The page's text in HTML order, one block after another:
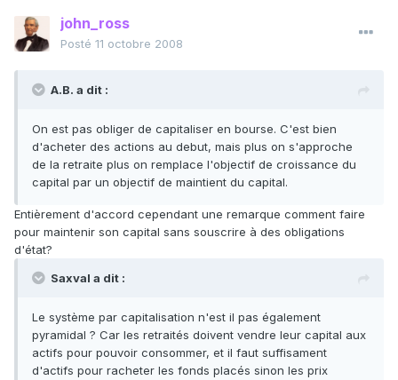
john_ross
Posté 11 octobre 2008
A.B. a dit :
On est pas obliger de capitaliser en bourse. C'est bien
d'acheter des actions au debut, mais plus on s'approche
de la retraite plus on remplace l'objectif de croissance du
capital par un objectif de maintient du capital.
Entièrement d'accord cependant une remarque comment faire
pour maintenir son capital sans souscrire à des obligations
d'état?
Saxval a dit :
Le système par capitalisation n'est il pas également
pyramidal ? Car les retraités doivent vendre leur capital aux
actifs pour pouvoir consommer, et il faut suffisament
d'actifs pour racheter les fonds placés sinon les prix